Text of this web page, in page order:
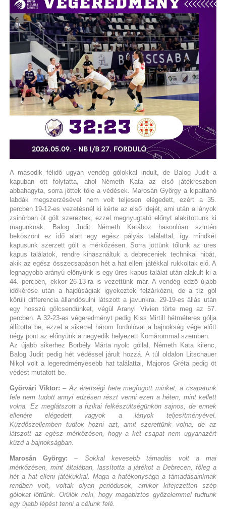
A második félidő ugyan vendég gólokkal indult, de Balog Judit a
kapuban ott folytatta, ahol Németh Kata az első játékrészben
abbahagyta, sorra jöttek tőle a védések. Marosán György a kipattanó
labdák megszerzésével nem volt teljesen elégedett, ezért a 35.
percben 19-12-es vezetésnél ki kérte az első idejét, ami után a lányok
zsinórban öt gólt szereztek, ezzel megnyugtató előnyt alakítottunk ki
magunknak. Balog Judit Németh Katához hasonlóan szintén
beköszönt ez idő alatt egy egész pályás találattal, így mindkét
kapusunk szerzett gólt a mérkőzésen. Sorra jöttünk tőlünk az üres
kapus találatok, rendre kihasználtuk a debreceniek technikai hibát,
akik az egész összecsapáson hét a hat elleni játékkal rukkoltak elő. A
legnagyobb arányú előnyünk is egy üres kapus találat után alakult ki a
44. percben, ekkor 26-13-ra is vezettünk már. A vendég edző újabb
időkérése után a hajdúságiak igyekeztek felzárkózni, de a tíz gól
körüli differencia állandósulni látszott a javunkra. 29-19-es állás után
egy hosszú gólcsendünket, végül Aranyi Vivien törte meg az 57.
percben. A 32-23-as végeredményt pedig Kiss Mirtill hétméteres gólja
állította be, ezzel a sikerrel három fordulóval a bajnokság vége előtt
négy pont az előnyünk a negyedik helyezett Komárommal szemben.
Az újabb sikerhez Borbély Márta nyolc góllal, Németh Kata kilenc,
Balog Judit pedig hét védéssel járult hozzá. A túl oldalon Litschauer
Nikol volt a legeredményesebb hat találattal, Majoros Gréta pedig öt
védést mutatott be.
Győrvári Viktor: – Az érettségi hete megfogott minket, a csapatunk
fele nem tudott annyi edzésen részt venni ezen a héten, mint kellett
volna. Ez meglátszott a fizikai felkészültségünkön sajnos, de ennek
ellenére elégedett vagyok a lányok teljesítményével.
Küzdőszellemben tudtok hozni azt, amit szerettünk volna, de az
látszott az egész mérkőzésen, hogy a két csapat nem ugyanazért
küzd a bajnokságban.
Marosán György:
– Sokkal kevesebb támadás volt a mai
mérkőzésen, mint általában, lassította a játékot a Debrecen, főleg a
hét a hat elleni játékukkal. Maga a hatékonysága a támadásainknak
rendben volt, voltak olyan periódusok, amikor kifejezetten szép
gólokat lőttünk. Örülök neki, hogy magabiztos győzelemmel tudtunk
egy újabb lépést tenni a célunk felé.